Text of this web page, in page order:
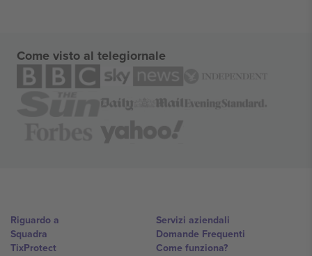
Come visto al telegiornale
Riguardo a
Squadra
TixProtect
Servizi aziendali
Domande Frequenti
Come funziona?